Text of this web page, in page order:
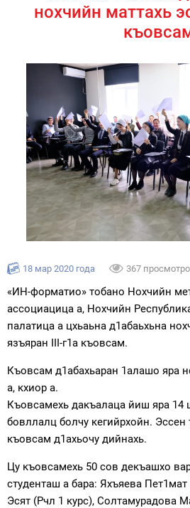
нохчийн маттахь
18 мар 2020 года 367
«ИН-форматио» тобано Нохчийн
ассоциацица а, Нохчийн
палатица а цхьаьна д1абаьхьна
язъяран III-г1а къовсам.
Къовсам д1абахьаран 1алашо яра
а, кхиор а.
Къовсамехь дакъалаца йиш яра 14
бовллалц болчу кегийрхойн. Эссен
къовсам д1ахьочу дийнахь.
Цу къовсамехь 50 сов декъашхо
студенташ а бара: Яхъяева
Эсят (Рчл 1 курс), Солтамурадова